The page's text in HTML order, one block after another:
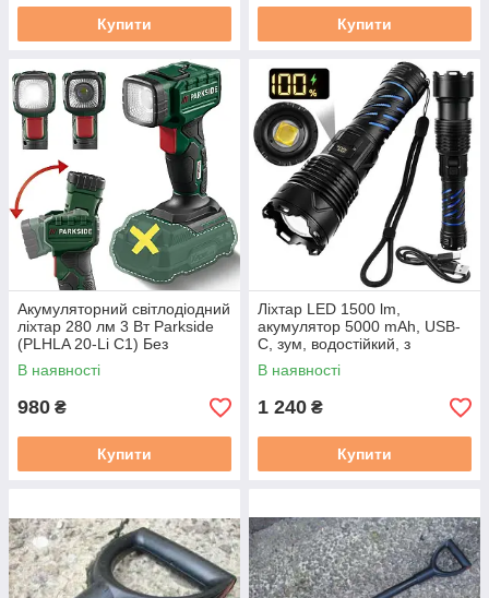
Купити Купити
Акумуляторний світлодіодний
ліхтар 280 лм 3 Вт Parkside
(PLHLA 20-Li C1) Без
акумулятора
В наявності
980 ₴
Купити
Ліхтар LED 1500 lm,
акумулятор 5000 mAh, USB-
C, зум, водостійкий, з
функцією Power Bank.
Trizand 26949
В наявності
1 240 ₴
Купити